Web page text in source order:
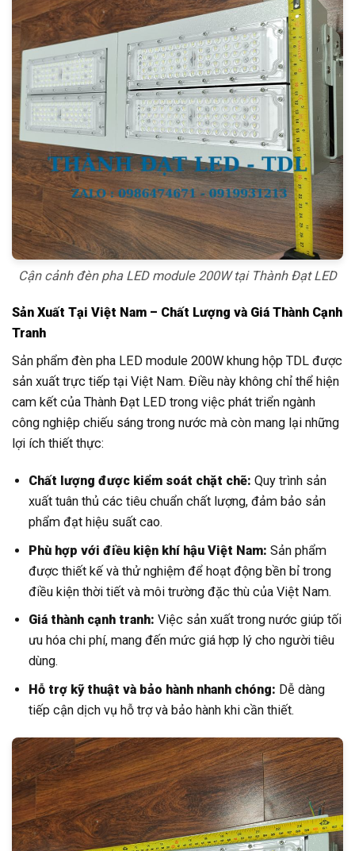
Cận cảnh đèn pha LED module 200W tại Thành Đạt LED
Sản Xuất Tại Việt Nam – Chất Lượng và Giá Thành Cạnh
Tranh
Sản phẩm đèn pha LED module 200W khung hộp TDL được
sản xuất trực tiếp tại Việt Nam. Điều này không chỉ thể hiện
cam kết của Thành Đạt LED trong việc phát triển ngành
công nghiệp chiếu sáng trong nước mà còn mang lại những
lợi ích thiết thực:
Chất lượng được kiểm soát chặt chẽ: Quy trình sản
xuất tuân thủ các tiêu chuẩn chất lượng, đảm bảo sản
phẩm đạt hiệu suất cao.
Phù hợp với điều kiện khí hậu Việt Nam: Sản phẩm
được thiết kế và thử nghiệm để hoạt động bền bỉ trong
điều kiện thời tiết và môi trường đặc thù của Việt Nam.
Giá thành cạnh tranh: Việc sản xuất trong nước giúp tối
ưu hóa chi phí, mang đến mức giá hợp lý cho người tiêu
dùng.
Hỗ trợ kỹ thuật và bảo hành nhanh chóng: Dễ dàng
tiếp cận dịch vụ hỗ trợ và bảo hành khi cần thiết.